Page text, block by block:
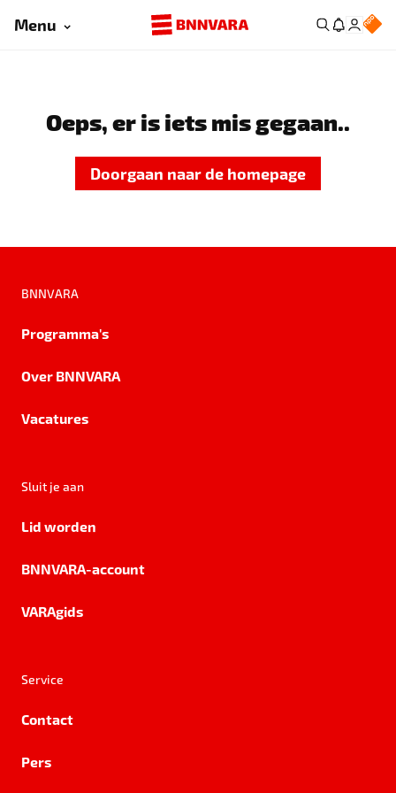
Menu
Oeps, er is iets mis gegaan..
Doorgaan naar de homepage
BNNVARA
Programma's
Over BNNVARA
Vacatures
Sluit je aan
Lid worden
BNNVARA-account
VARAgids
Service
Contact
Pers